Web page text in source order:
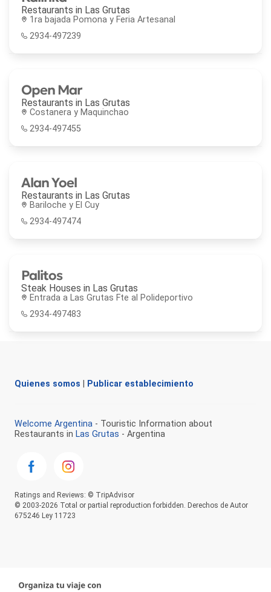
Restaurants in Las Grutas
1ra bajada Pomona y Feria Artesanal
2934-497239
Open Mar
Restaurants in Las Grutas
Costanera y Maquinchao
2934-497455
Alan Yoel
Restaurants in Las Grutas
Bariloche y El Cuy
2934-497474
Palitos
Steak Houses in Las Grutas
Entrada a Las Grutas Fte al Polideportivo
2934-497483
Quienes somos Publicar establecimiento
Welcome Argentina - Touristic Information about
Restaurants in Las Grutas - Argentina
Ratings and Reviews: © TripAdvisor
© 2003-2026 Total or partial reproduction forbidden. Derechos de Autor
675246 Ley 11723